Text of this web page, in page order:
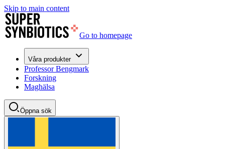
Skip to main content
Go to homepage
Våra produkter
Professor Bengmark
Forskning
Maghälsa
Öppna sök